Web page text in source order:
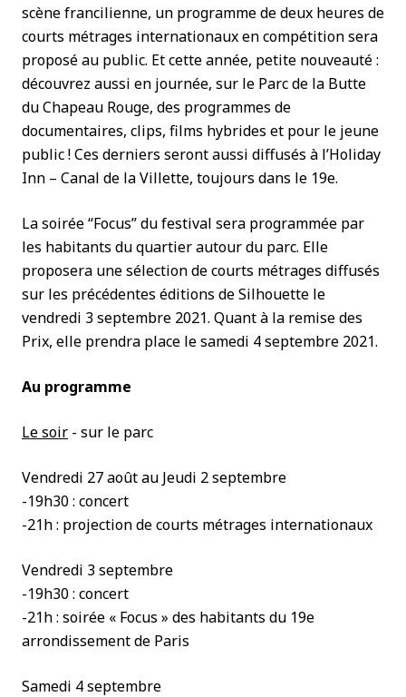
scène francilienne, un programme de deux heures de
courts métrages internationaux en compétition sera
proposé au public. Et cette année, petite nouveauté :
découvrez aussi en journée, sur le Parc de la Butte
du Chapeau Rouge, des programmes de
documentaires, clips, films hybrides et pour le jeune
public ! Ces derniers seront aussi diffusés à l’Holiday
Inn – Canal de la Villette, toujours dans le 19e.
La soirée “Focus” du festival sera programmée par
les habitants du quartier autour du parc. Elle
proposera une sélection de courts métrages diffusés
sur les précédentes éditions de Silhouette le
vendredi 3 septembre 2021. Quant à la remise des
Prix, elle prendra place le samedi 4 septembre 2021.
Au programme
Le soir - sur le parc
Vendredi 27 août au Jeudi 2 septembre
-19h30 : concert
-21h : projection de courts métrages internationaux
Vendredi 3 septembre
-19h30 : concert
-21h : soirée « Focus » des habitants du 19e
arrondissement de Paris
Samedi 4 septembre